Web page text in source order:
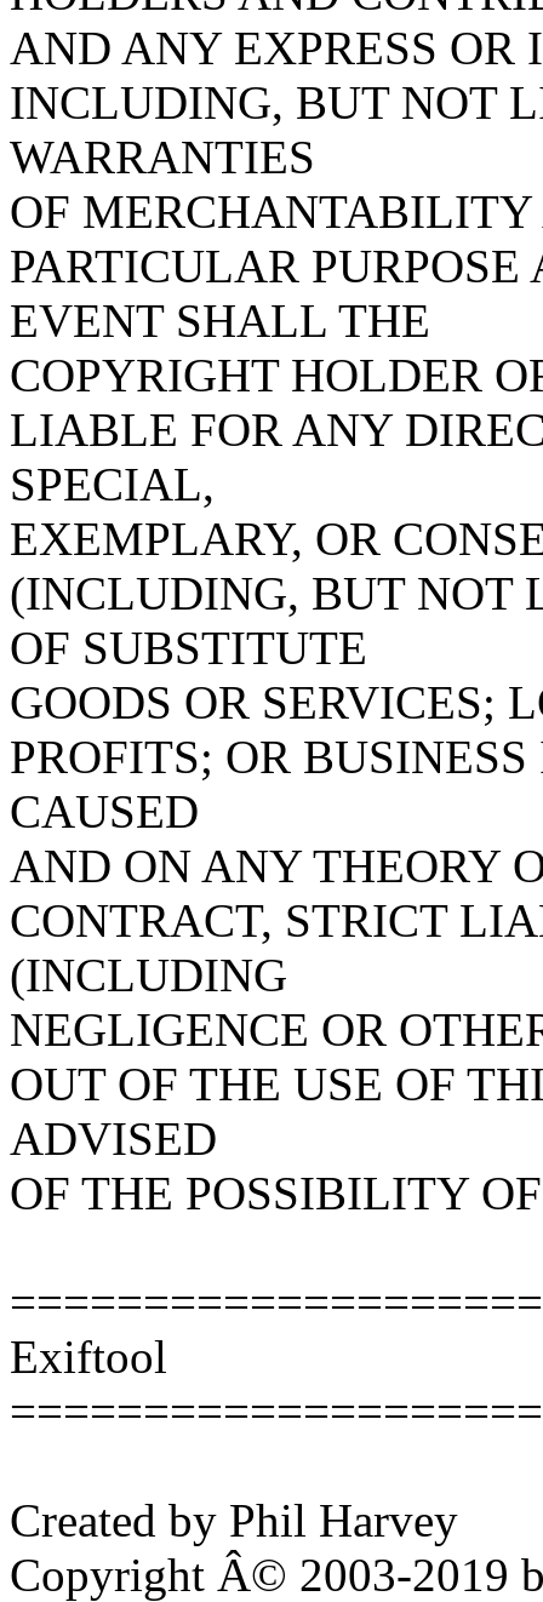
AND ANY EXPRESS
INCLUDING, BUT NOT
WARRANTIES
OF MERCHANTABILITY
PARTICULAR
EVENT SHALL THE
COPYRIGHT HOLDER
LIABLE FOR ANY
SPECIAL,
EXEMPLARY, OR
(INCLUDING, BUT NOT
OF SUBSTITUTE
GOODS OR SERVICES;
PROFITS; OR
CAUSED
AND ON ANY THEORY
CONTRACT, STRICT
(INCLUDING
NEGLIGENCE OR
OUT OF THE USE OF
ADVISED
OF THE POSSIBILITY
Exiftool
Created by Phil Harvey
Copyright Â© 2003-2019